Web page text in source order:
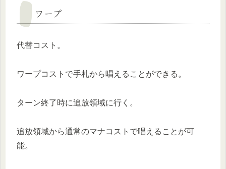
ワープ
代替コスト。
ワープコストで手札から唱えることができる。
ターン終了時に追放領域に行く。
追放領域から通常のマナコストで唱えることが可
能。